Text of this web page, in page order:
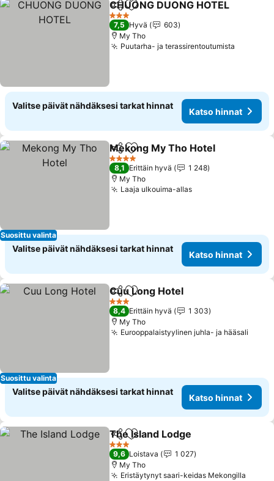
Jaa Lisää suosikkeihin
CHUONG DUONG HOTEL
3 Tähtiluokitus
7,5 Hyvä
603
My Tho
Puutarha- ja terassirentoutumista
Valitse päivät nähdäksesi tarkat hinnat
Katso hinnat
Suosittu valinta
Jaa Lisää suosikkeihin
Mekong My Tho Hotel
4 Tähtiluokitus
8,1 Erittäin hyvä
1 248
My Tho
Laaja ulkouima-allasKatso hinnat
Valitse päivät nähdäksesi tarkat hinnat
Katso hinnat
Suosittu valinta
Jaa Lisää suosikkeihin
Cuu Long Hotel
3 Tähtiluokitus
8,4 Erittäin hyvä
1 303
My Tho
Eurooppalaistyylinen juhla- ja hääsali
Valitse päivät nähdäksesi tarkat hinnat
Katso hinnat
Jaa Lisää suosikkeihin
The Island Lodge
3 Tähtiluokitus
9,6 Loistava
1 027
My Tho
Eristäytynyt saari-keidas Mekongilla